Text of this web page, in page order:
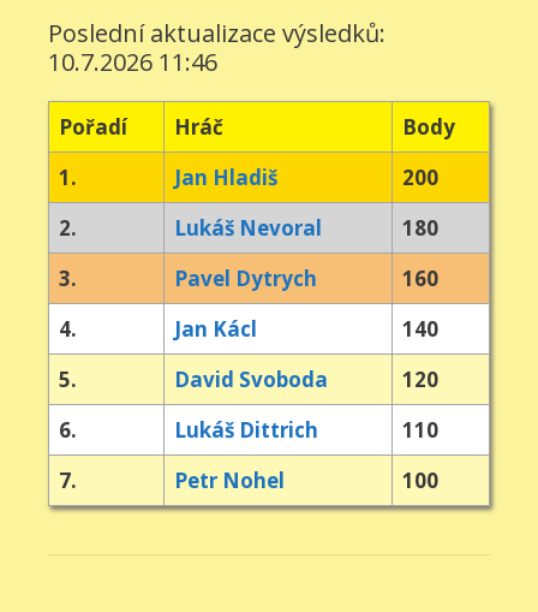
Poslední aktualizace výsledků:
10.7.2026 11:46
Pořadí Hráč
Body
1.
Jan Hladiš
200
2.
Lukáš Nevoral
180
3.
Pavel Dytrych
160
4.
Jan Kácl
140
5.
David Svoboda
120
6.
Lukáš Dittrich
110
7.
Petr Nohel 100